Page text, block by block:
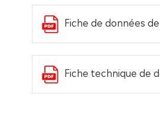
Fiche de données
Fiche technique de